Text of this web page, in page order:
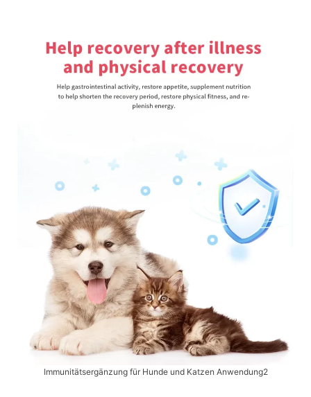
Immunitätsergänzung für Hunde und Katzen Anwendung2